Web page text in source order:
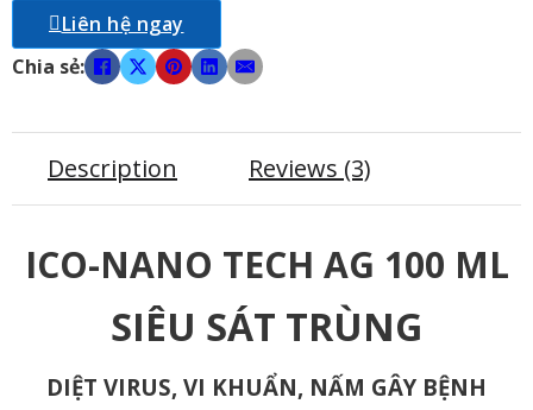
Liên hệ ngay
Chia sẻ:
Description Reviews (3)
ICO-NANO TECH AG 100 ML
SIÊU SÁT TRÙNG
DIỆT VIRUS, VI KHUẨN, NẤM GÂY BỆNH